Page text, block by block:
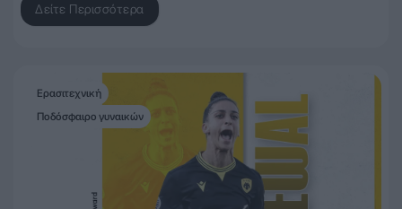
Δείτε Περισσότερα
Ερασιτεχνική
Ποδόσφαιρο γυναικών